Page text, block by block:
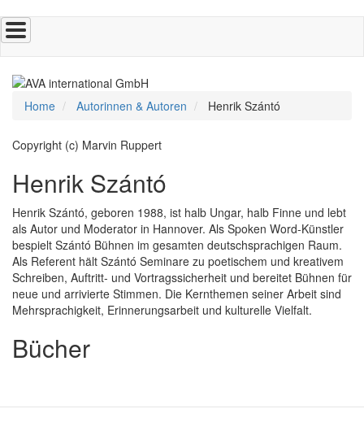
Direkt
zum
Inhalt
Home Autorinnen & Autoren Henrik Szántó
Copyright (c) Marvin Ruppert
Henrik Szántó
Henrik Szántó, geboren 1988, ist halb Ungar, halb Finne und lebt
als Autor und Moderator in Hannover. Als Spoken Word-Künstler
bespielt Szántó Bühnen im gesamten deutschsprachigen Raum.
Als Referent hält Szántó Seminare zu poetischem und kreativem
Schreiben, Auftritt- und Vortragssicherheit und bereitet Bühnen für
neue und arrivierte Stimmen. Die Kernthemen seiner Arbeit sind
Mehrsprachigkeit, Erinnerungsarbeit und kulturelle Vielfalt.
Bücher